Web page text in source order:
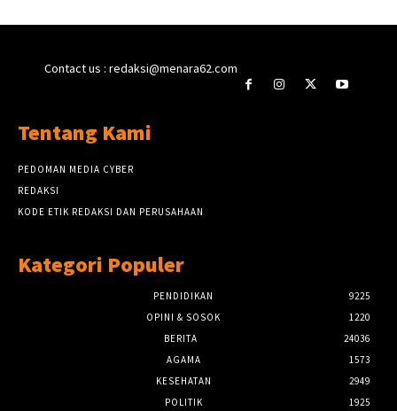
Contact us : redaksi@menara62.com
Tentang Kami
PEDOMAN MEDIA CYBER
REDAKSI
KODE ETIK REDAKSI DAN PERUSAHAAN
Kategori Populer
PENDIDIKAN
9225
OPINI & SOSOK
1220
BERITA
24036
AGAMA
1573
KESEHATAN
2949
POLITIK
1925